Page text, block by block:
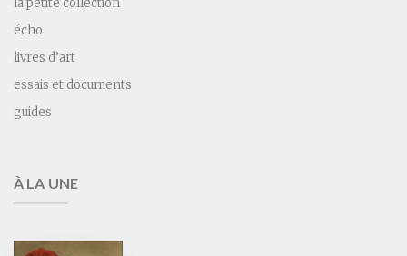
la petite collection
écho
livres d’art
essais et documents
guides
À LA UNE